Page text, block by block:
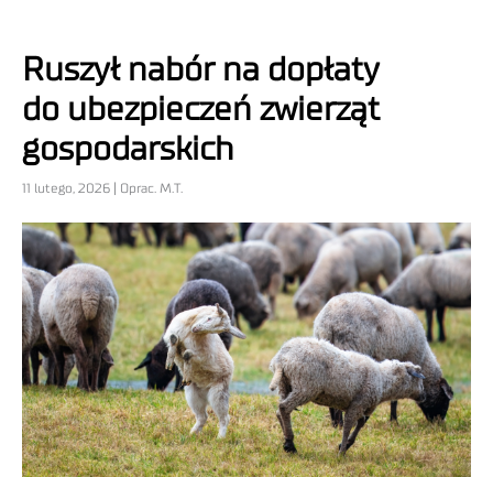
Ruszył nabór na dopłaty
do ubezpieczeń zwierząt
gospodarskich
11 lutego, 2026 | Oprac. M.T.